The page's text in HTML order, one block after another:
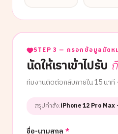
STEP 3 — กรอกข้อมูลนัดห
นัดให้เราเข้าไปรับ
ทีมงานติดต่อกลับภายใน 15 นาที
สรุปคำสั่ง:iPhone 12 Pro Max
ชื่อ-นามสกุล *